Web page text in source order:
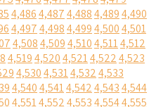
4,4864,4874,4884,4894,490
4,4974,4984,4994,5004,501
4,5084,5094,5104,5114,512
4,5194,5204,5214,5224,523
4,5304,5314,5324,533
4,5404,5414,5424,5434,544
4,5514,5524,5534,5544,555